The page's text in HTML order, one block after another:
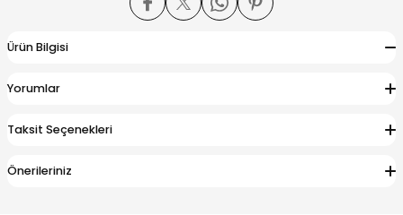
Ürün Bilgisi
Yorumlar
Taksit Seçenekleri
Önerileriniz